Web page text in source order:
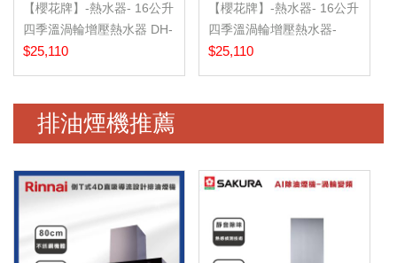
【櫻花牌】-熱水器- 16公升
四季溫渦輪增壓熱水器 DH-
1693F
$25,110
【櫻花牌】-熱水器- 16公升
四季溫渦輪增壓熱水器-
DH-1695F
$25,110
排油煙機推薦